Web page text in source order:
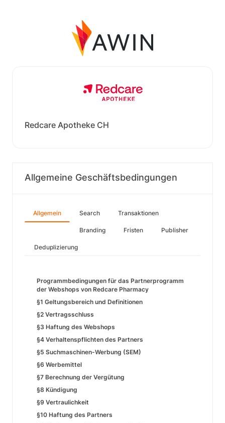
Redcare Apotheke CH
Allgemeine Geschäftsbedingungen
Allgemein Search Transaktionen
Branding Fristen Publisher
Deduplizierung
Programmbedingungen für das Partnerprogramm
der Webshops von Redcare Pharmacy
§1 Geltungsbereich und Definitionen
§2 Vertragsschluss
§3 Haftung des Webshops
§4 Verhaltenspflichten des Partners
§5 Suchmaschinen-Werbung (SEM)
§6 Werbemittel
§7 Berechnung der Vergütung
§8 Kündigung
§9 Vertraulichkeit
§10 Haftung des Partners